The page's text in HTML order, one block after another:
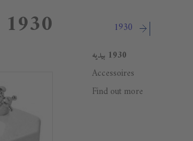
1930
1930 بيديه
Accessoires
Find out more
1930 بيديه